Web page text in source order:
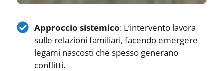
Approccio sistemico: L’intervento lavora
sulle relazioni familiari, facendo emergere
legami nascosti che spesso generano
conflitti.